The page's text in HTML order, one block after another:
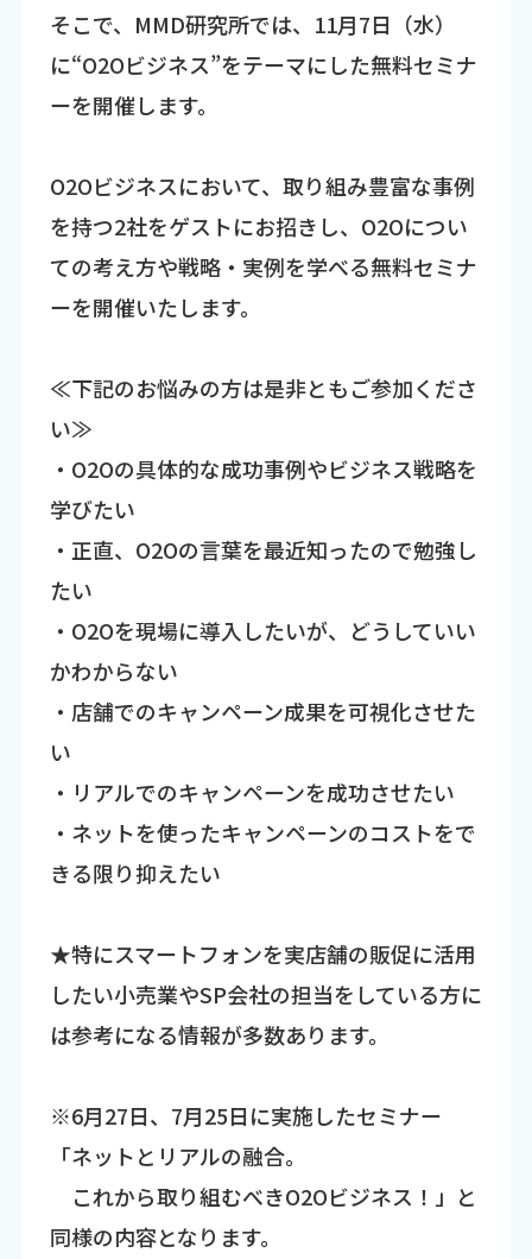
そこで、MMD研究所では、11月7日（水）
に“O2Oビジネス”をテーマにした無料セミナ
ーを開催します。
O2Oビジネスにおいて、取り組み豊富な事例
を持つ2社をゲストにお招きし、O2Oについ
ての考え方や戦略・実例を学べる無料セミナ
ーを開催いたします。
≪下記のお悩みの方は是非ともご参加くださ
い≫
・O2Oの具体的な成功事例やビジネス戦略を
学びたい
・正直、O2Oの言葉を最近知ったので勉強し
たい
・O2Oを現場に導入したいが、どうしていい
かわからない
・店舗でのキャンペーン成果を可視化させた
い
・リアルでのキャンペーンを成功させたい
・ネットを使ったキャンペーンのコストをで
きる限り抑えたい
★特にスマートフォンを実店舗の販促に活用
したい小売業やSP会社の担当をしている方に
は参考になる情報が多数あります。
※6月27日、7月25日に実施したセミナー
「ネットとリアルの融合。
これから取り組むべきO2Oビジネス！」と
同様の内容となります。